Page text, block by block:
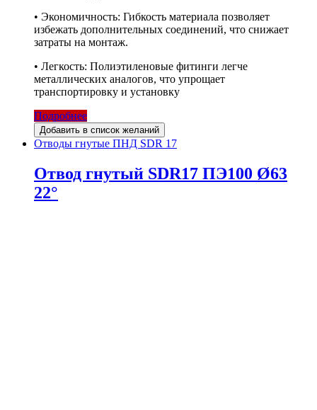
• Экономичность: Гибкость материала позволяет
избежать дополнительных соединений, что снижает
затраты на монтаж.
• Легкость: Полиэтиленовые фитинги легче
металлических аналогов, что упрощает
транспортировку и установку
Подробнее
Добавить в список желаний
Отводы гнутые ПНД SDR 17
Отвод гнутый SDR17 ПЭ100 Ø63
22°